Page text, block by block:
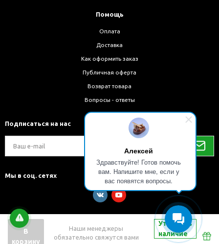
Алексей
Здравствуйте! Готов помочь
вам. Напишите мне, если у
вас появятся вопросы.
Уточнить
наличие
В
корзину
Наши менеджеры
обязательно свяжутся вами
Помощь
Оплата
Доставка
Как оформить заказ
Публичная оферта
Возврат товара
Вопросы - ответы
Подписаться на нас
Мы в соц. сетях
Разработка и внедрение решений на 1С-Битрикс